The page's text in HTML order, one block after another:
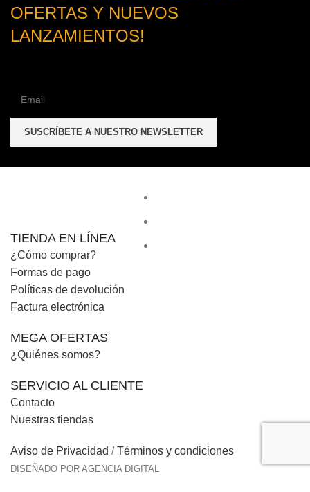
OFERTAS Y NUEVOS
LANZAMIENTOS!
TIENDA EN LÍNEA
¿Cómo comprar?
Formas de pago
Políticas de devolución
Factura electrónica
MEGA OFERTAS
¿Quiénes somos?
SERVICIO AL CLIENTE
Contacto
Nuestras tiendas
Aviso de Privacidad /Términos y condiciones
DISEÑADO POR AGENCIA DIGITAL